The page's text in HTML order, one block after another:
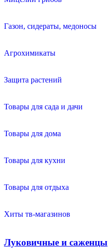
Газон, сидераты, медоносы
Агрохимикаты
Защита растений
Товары для сада и дачи
Товары для дома
Товары для кухни
Товары для отдыха
Хиты тв-магазинов
Луковичные и саженцы